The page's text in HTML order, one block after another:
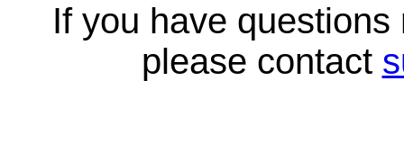
If you have
please contact